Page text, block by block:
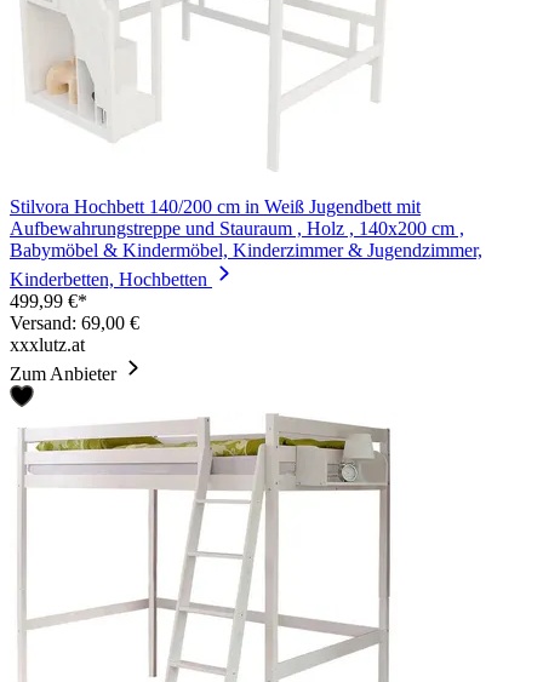
Stilvora Hochbett 140/200 cm in Weiß Jugendbett mit
Aufbewahrungstreppe und Stauraum , Holz , 140x200 cm ,
Babymöbel & Kindermöbel, Kinderzimmer & Jugendzimmer,
Kinderbetten, Hochbetten
499,99 €*
Versand: 69,00 €
xxxlutz.at
Zum Anbieter